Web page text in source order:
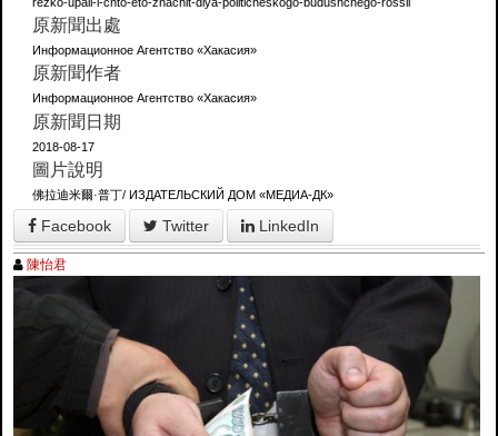
原新聞出處
Информационное Агентство «Хакасия»
原新聞作者
Информационное Агентство «Хакасия»
原新聞日期
2018-08-17
圖片說明
佛拉迪米爾·普丁/ ИЗДАТЕЛЬСКИЙ ДОМ «МЕДИА-ДК»
Facebook Twitter LinkedIn
陳怡君